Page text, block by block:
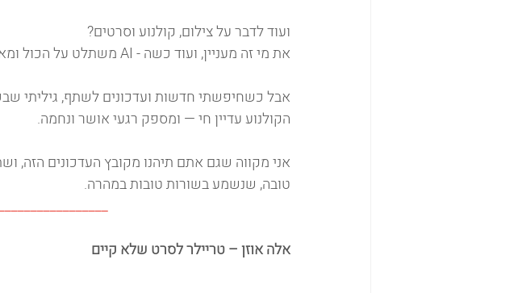
ועוד לדבר על צילום, קולנוע וסרטים?
את מי זה מעניין, ועוד כשה - AI משתלט על הכול ומאיים להחליף אותנו.
אבל כשחיפשתי חדשות ועדכונים לשתף, גיליתי
הקולנוע עדיין חי — ומספק רגעי אושר ונחמה.
אני מקווה שגם אתם תיהנו מקובץ העדכונים הזה,
טובה, שנשמע בשורות טובות במהרה.
אלה אוזן – טריילר לסרט שלא קיים